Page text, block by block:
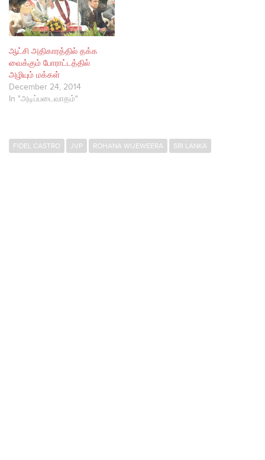
ஆட்சி அதிகாரத்தில் தக்க
வைக்கும் போராட்டத்தில்
அழியும் மக்கள்
December 24, 2014
In "அடிப்படைவாதம்"
FIDEL CASTRO JVP ROHANA WIJEWEERA SRI LANKA